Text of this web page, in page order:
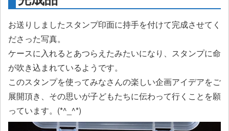
お送りしましたスタンプ印面に持手を付けて完成させてく
ださった写真。
ケースに入れるとあつらえたみたいになり、スタンプに命
が吹き込まれているようです。
このスタンプを使ってみなさんの楽しい企画アイデアをご
展開頂き、その思いが子どもたちに伝わって行くことを願
っています。(*^_^*)